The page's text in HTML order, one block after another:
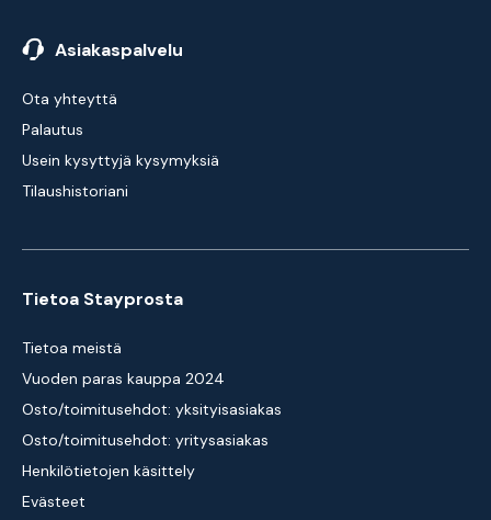
Asiakaspalvelu
Ota yhteyttä
Palautus
Usein kysyttyjä kysymyksiä
Tilaushistoriani
Tietoa Stayprosta
Tietoa meistä
Vuoden paras kauppa 2024
Osto/toimitusehdot: yksityisasiakas
Osto/toimitusehdot: yritysasiakas
Henkilötietojen käsittely
Evästeet